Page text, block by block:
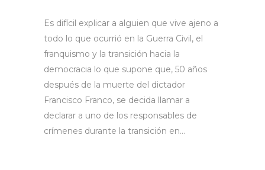
Es difícil explicar a alguien que vive ajeno a
todo lo que ocurrió en la Guerra Civil, el
franquismo y la transición hacia la
democracia lo que supone que, 50 años
después de la muerte del dictador
Francisco Franco, se decida llamar a
declarar a uno de los responsables de
crímenes durante la transición en...